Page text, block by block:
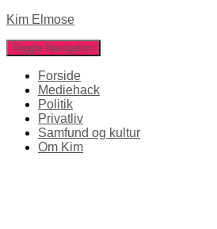
Kim Elmose
Toggle Navigation
Forside
Mediehack
Politik
Privatliv
Samfund og kultur
Om Kim